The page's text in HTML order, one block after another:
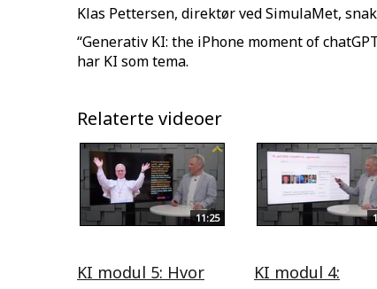
Klas Pettersen, direktør ved SimulaMet,
“Generativ KI: the iPhone moment of
har KI som tema.
Relaterte videoer
11:25
KI modul 5: Hvor
KI modul 4: